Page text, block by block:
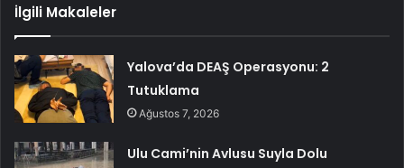
İlgili Makaleler
Yalova’da DEAŞ Operasyonu: 2
Tutuklama
Ağustos 7, 2026
Ulu Cami’nin Avlusu Suyla Dolu